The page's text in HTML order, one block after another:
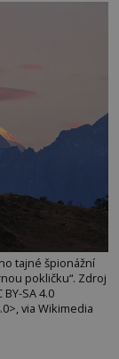
tajné špionážní
pokličku“. Zdroj
SA 4.0
via Wikimedia